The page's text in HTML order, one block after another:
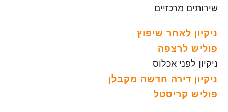
שירותים מרכזיים
ניקיון לאחר שיפוץ
פוליש לרצפה
ניקיון לפני אכלוס
ניקיון דירה חדשה מקבלן
פוליש קריסטל